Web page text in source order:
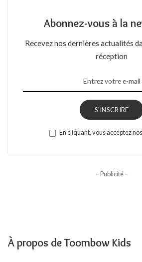
Abonnez-vous à la
Recevez nos dernières actualités
réception
S'INSCRIRE
En cliquant, vous acceptez
– Publicité –
À propos de Toombow Kids